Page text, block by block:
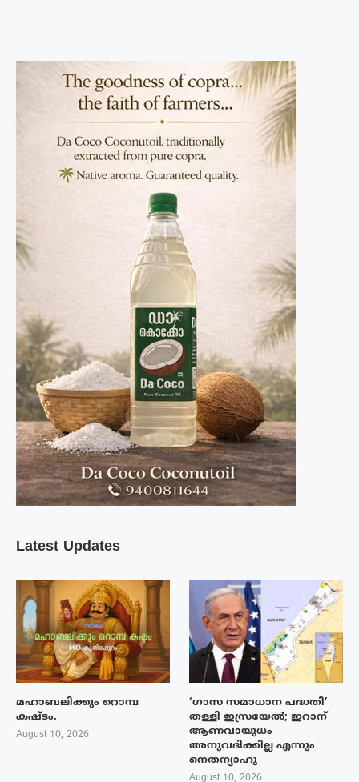
Latest Updates
മഹാബലിക്കും റൊമ്പ
കഷ്ടം.
August 10, 2026
‘ഗാസ സമാധാന പദ്ധതി’
തള്ളി ഇസ്രയേൽ; ഇറാന്
ആണവായുധം
അനുവദിക്കില്ല എന്നും
നെതന്യാഹു
August 10, 2026